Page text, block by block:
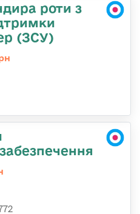
роти з
(ЗСУ)